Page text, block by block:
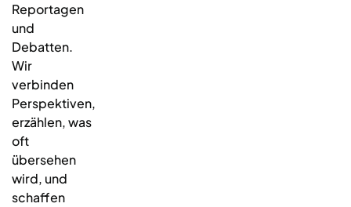
Reportagen
und
Debatten.
Wir
verbinden
Perspektiven,
erzählen, was
oft
übersehen
wird, und
schaffen